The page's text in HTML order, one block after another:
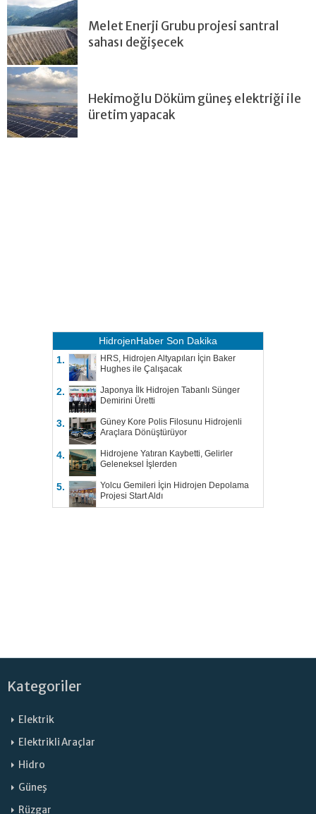
Melet Enerji Grubu projesi santral
sahası değişecek
Hekimoğlu Döküm güneş elektriği ile
üretim yapacak
HidrojenHaber Son Dakika
1.
HRS, Hidrojen Altyapıları İçin Baker
Hughes ile Çalışacak
2.
Japonya İlk Hidrojen Tabanlı Sünger
Demirini Üretti
3.
Güney Kore Polis Filosunu Hidrojenli
Araçlara Dönüştürüyor
4.
Hidrojene Yatıran Kaybetti, Gelirler
Geleneksel İşlerden
5.
Yolcu Gemileri İçin Hidrojen Depolama
Projesi Start Aldı
Kategoriler
Elektrik
Elektrikli Araçlar
Hidro
Güneş
Rüzgar